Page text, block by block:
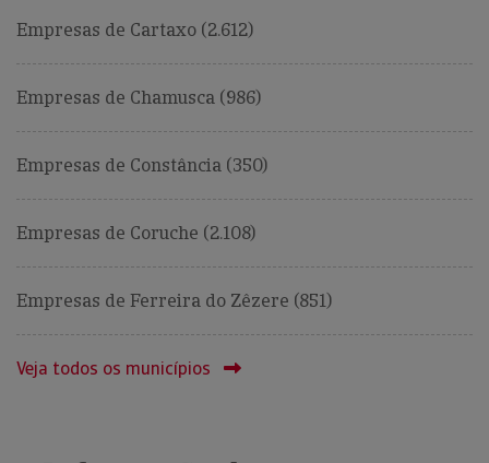
Empresas de Cartaxo (2.612)
Empresas de Chamusca (986)
Empresas de Constância (350)
Empresas de Coruche (2.108)
Empresas de Ferreira do Zêzere (851)
Veja todos os municípios